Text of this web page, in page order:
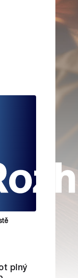
plný